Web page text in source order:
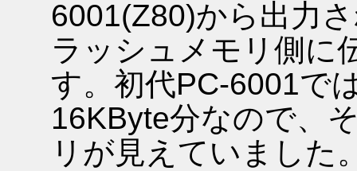
6001(Z80)から出力
ラッシュメモリ側に
す。初代PC-6001で
16KByte分なので、
リが見えていました